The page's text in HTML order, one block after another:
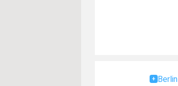
Berlin